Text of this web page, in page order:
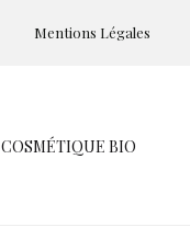
Mentions Légales
COSMÉTIQUE BIO